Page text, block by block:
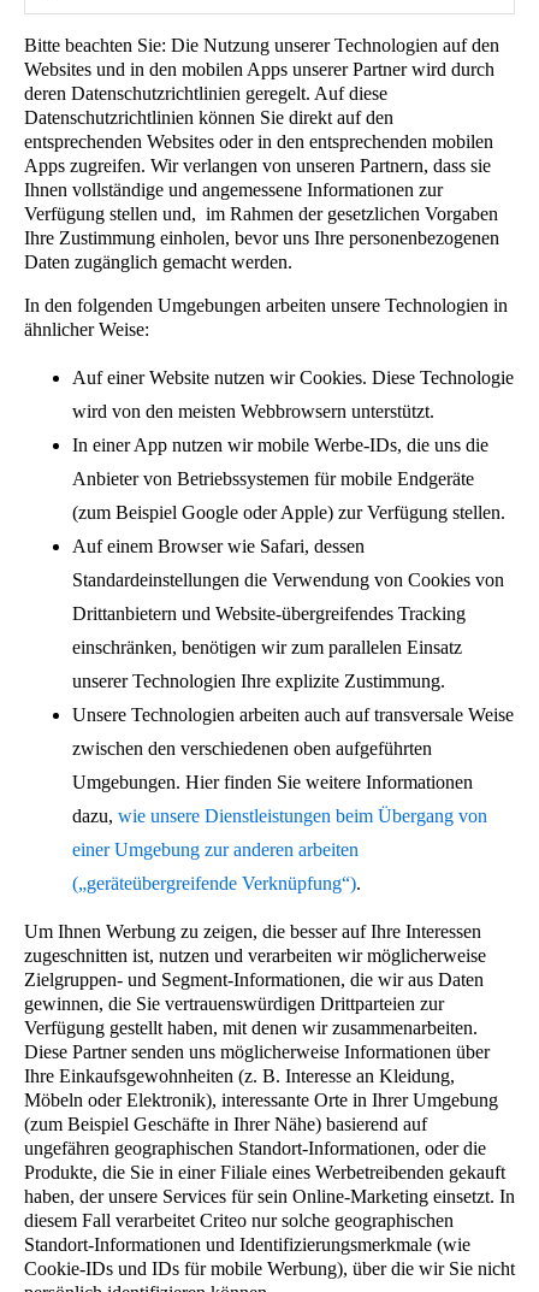
Beispiel für von Criteo gesammelte Daten:
Der Benutzer mit der Cookie-ID 123f94d8-a745-
4f8b-a1d0-bf6fbbd60058 (kurz und bequem
einfach „Criteo ID 123“) hat sich am 1.1.2018
um 13:37 Uhr Produkt A angesehen, während er
die Webseite www.beispiel-werbetreibender.de
besuchte.
Beispiel für solche aggregierten Daten:
Im Allgemeinen haben Benutzer, die Produkt A
auf www.beispiel-werbetreibender.de gekauft
haben, auch Produkt B auf dieser Website gekauft.
Außerdem ist das Produkt C auf dieser Website
besonders beliebt.
Beispiel für von Criteo gesammelte Daten:
Der Benutzer mit der Criteo-ID 123 befindet sich
gerade auf der Website. Dort steht eine
Werbefläche mit den folgenden Merkmalen
(Größe, Sichtbarkeit, usw.) zur Verfügung.
Beispiel für die von Criteo getroffene Entscheidung:
Kauf der auf www.example-publisher.com verfügbaren
Werbefläche, um darauf eine Ad mit den folgenden
Bitte beachten Sie: Die Nutzung unserer Technologien auf den
Websites und in den mobilen Apps unserer Partner wird durch
deren Datenschutzrichtlinien geregelt. Auf diese
Datenschutzrichtlinien können Sie direkt auf den
entsprechenden Websites oder in den entsprechenden mobilen
Apps zugreifen. Wir verlangen von unseren Partnern, dass sie
Ihnen vollständige und angemessene Informationen zur
Verfügung stellen und, im Rahmen der gesetzlichen Vorgaben
Ihre Zustimmung einholen, bevor uns Ihre personenbezogenen
Daten zugänglich gemacht werden.
In den folgenden Umgebungen arbeiten unsere Technologien in
ähnlicher Weise:
Auf einer Website nutzen wir Cookies. Diese Technologie
wird von den meisten Webbrowsern unterstützt.
In einer App nutzen wir mobile Werbe-IDs, die uns die
Anbieter von Betriebssystemen für mobile Endgeräte
(zum Beispiel Google oder Apple) zur Verfügung stellen.
Auf einem Browser wie Safari, dessen
Standardeinstellungen die Verwendung von Cookies von
Drittanbietern und Website-übergreifendes Tracking
einschränken, benötigen wir zum parallelen Einsatz
unserer Technologien Ihre explizite Zustimmung.
Unsere Technologien arbeiten auch auf transversale Weise
zwischen den verschiedenen oben aufgeführten
Umgebungen. Hier finden Sie weitere Informationen
dazu, wie unsere Dienstleistungen beim Übergang von
einer Umgebung zur anderen arbeiten
(„geräteübergreifende Verknüpfung“).
Um Ihnen Werbung zu zeigen, die besser auf Ihre Interessen
zugeschnitten ist, nutzen und verarbeiten wir möglicherweise
Zielgruppen- und Segment-Informationen, die wir aus Daten
gewinnen, die Sie vertrauenswürdigen Drittparteien zur
Verfügung gestellt haben, mit denen wir zusammenarbeiten.
Diese Partner senden uns möglicherweise Informationen über
Ihre Einkaufsgewohnheiten (z. B. Interesse an Kleidung,
Möbeln oder Elektronik), interessante Orte in Ihrer Umgebung
(zum Beispiel Geschäfte in Ihrer Nähe) basierend auf
ungefähren geographischen Standort-Informationen, oder die
Produkte, die Sie in einer Filiale eines Werbetreibenden gekauft
haben, der unsere Services für sein Online-Marketing einsetzt. In
diesem Fall verarbeitet Criteo nur solche geographischen
Standort-Informationen und Identifizierungsmerkmale (wie
Cookie-IDs und IDs für mobile Werbung), über die wir Sie nicht